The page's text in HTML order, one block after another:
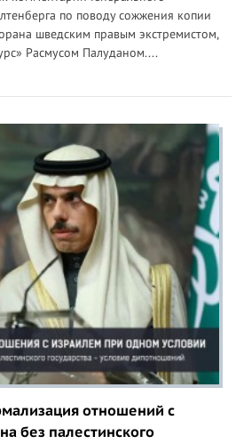
по поводу сожжения копии
шведским правым экстремистом,
Расмусом Палуданом....
отношений с
без палестинского